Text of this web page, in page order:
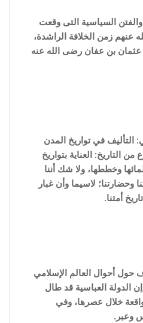
ا لسياسية التى وقعت
زمن الخلافة الراشدة،
عثمان بن عفان رضى الله عنه
التأليف في تواريخ المدن
من التاريخ: العناية بتواريخ
وخططها، ولا شك أننا
وحضارتنا؛ لاسيما وأن غبار
أمتنا.
أحوال العالم الإسلامي
الدولة العباسية قد طال
خلال عصرها، وفي
وعبر.